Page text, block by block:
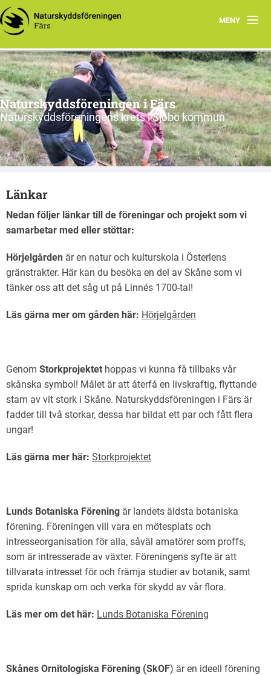
MENY
Hem
Nyfiken på vad vi gör?
Program 2026
Om oss
Remissvar
Årsmöteshandlingar
Sjöbo Fågelklubb
Naturskyddsföreningen i Färs
Naturskyddsföreningens krets i Sjöbo kommun
Länkar
Nedan följer länkar till de föreningar och projekt som vi
samarbetar med eller stöttar:
Hörjelgården är en natur och kulturskola i Österlens
gränstrakter. Här kan du besöka en del av Skåne som vi
tänker oss att det såg ut på Linnés 1700-tal!
Läs gärna mer om gården här: Hörjelgården
Genom Storkprojektet hoppas vi kunna få tillbaks vår
skånska symbol! Målet är att återfå en livskraftig, flyttande
stam av vit stork i Skåne. Naturskyddsföreningen i Färs är
fadder till två storkar, dessa har bildat ett par och fått flera
ungar!
Läs gärna mer här: Storkprojektet
Lunds Botaniska Förening är landets äldsta botaniska
förening. Föreningen vill vara en mötesplats och
intresseorganisation för alla, såväl amatörer som proffs,
som är intresserade av växter. Föreningens syfte är att
tillvarata intresset för och främja studier av botanik, samt
sprida kunskap om och verka för skydd av vår flora.
Läs mer om det här: Lunds Botaniska Förening
Skånes Ornitologiska Förening (SkOF) är en ideell förening